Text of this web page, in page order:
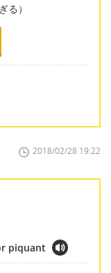
）
2018/02/28 19:22
piquant